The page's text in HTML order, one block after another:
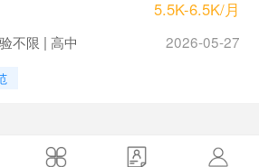
5.5K-6.5K/月
不限 | 高中 2026-05-27